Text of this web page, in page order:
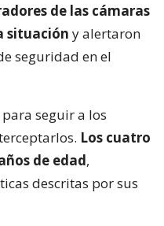
de las cámaras
situación y alertaron
seguridad en el
seguir a los
Los cuatro
de edad,
descritas por sus